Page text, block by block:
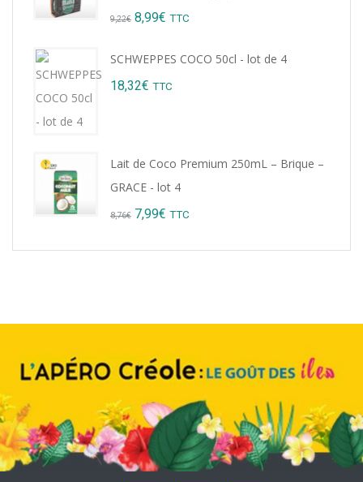
9,22€ Original
8,99€ Current
TTC
SCHWEPPES COCO 50cl - lot de 4
18,32€ TTC
Lait de Coco Premium 250mL – Brique –
GRACE - lot 4
8,76€ Original
7,99€ Current
TTC